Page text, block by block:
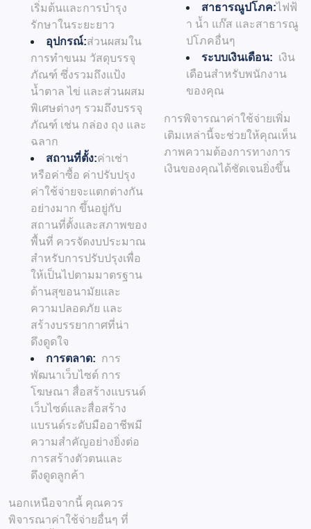
เริ่มต้นและการบำรุง
รักษาในระยะยาว
อุปกรณ์:ส่วนผสมใน
การทำขนม วัสดุบรรจุ
ภัณฑ์ ซึ่งรวมถึงแป้ง
น้ำตาล ไข่ และส่วนผสม
พิเศษต่างๆ รวมถึงบรรจุ
ภัณฑ์ เช่น กล่อง ถุง และ
ฉลาก
สถานที่ตั้ง:ค่าเช่า
หรือค่าซื้อ ค่าปรับปรุง
ค่าใช้จ่ายจะแตกต่างกัน
อย่างมาก ขึ้นอยู่กับ
สถานที่ตั้งและสภาพของ
พื้นที่ ควรจัดงบประมาณ
สำหรับการปรับปรุงเพื่อ
ให้เป็นไปตามมาตรฐาน
ด้านสุขอนามัยและ
ความปลอดภัย และ
สร้างบรรยากาศที่น่า
ดึงดูดใจ
การตลาด: การ
พัฒนาเว็บไซต์ การ
โฆษณา สื่อสร้างแบรนด์
เว็บไซต์และสื่อสร้าง
แบรนด์ระดับมืออาชีพมี
ความสำคัญอย่างยิ่งต่อ
การสร้างตัวตนและ
ดึงดูดลูกค้า
นอกเหนือจากนี้ คุณควร
พิจารณาค่าใช้จ่ายอื่นๆ ที่
สาธารณูปโภค:ไฟฟ้
า น้ำ แก๊ส และสาธารณู
ปโภคอื่นๆ
ระบบเงินเดือน: เงิน
เดือนสำหรับพนักงาน
ของคุณ
การพิจารณาค่าใช้จ่ายเพิ่ม
เติมเหล่านี้จะช่วยให้คุณเห็น
ภาพความต้องการทางการ
เงินของคุณได้ชัดเจนยิ่งขึ้น